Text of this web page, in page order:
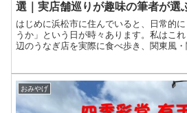
選｜実店舗巡りが趣味の筆者が選
はじめに浜松市に住んでいると、日常的
うか」という日が時々あります。私はこ
辺のうなぎ店を実際に食べ歩き、関東風・
おみやげ